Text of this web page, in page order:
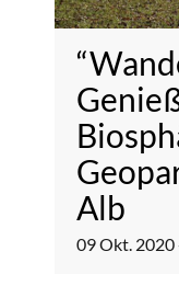
Alb
09Okt. 2020